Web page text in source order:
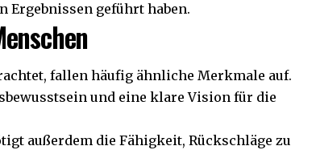
Ergebnissen geführt haben.
fallen häufig ähnliche Merkmale auf.
und eine klare Vision für die
außerdem die Fähigkeit, Rückschläge zu